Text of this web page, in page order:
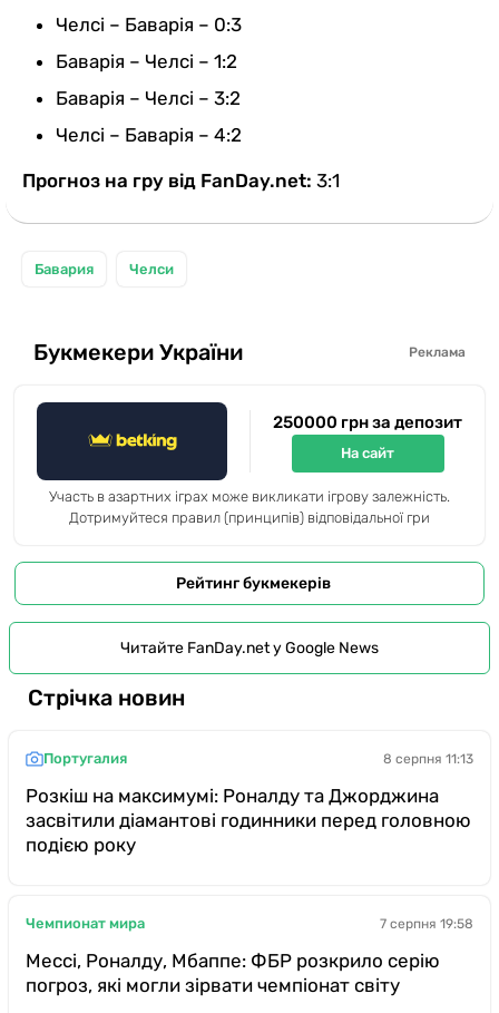
Челсі – Баварія – 0:3
Баварія – Челсі – 1:2
Баварія – Челсі – 3:2
Челсі – Баварія – 4:2
Прогноз на гру від FanDay.net: 3:1
Бавария Челси
Букмекери України Реклама
250000 грн за депозит
На сайт
Участь в азартних іграх може викликати ігрову залежність.
Дотримуйтеся правил (принципів) відповідальної гри
Рейтинг букмекерів
Читайте FanDay.net у Google News
Стрічка новин
Португалия 8 серпня 11:13
Розкіш на максимумі: Роналду та Джорджина
засвітили діамантові годинники перед головною
подією року
Чемпионат мира 7 серпня 19:58
Мессі, Роналду, Мбаппе: ФБР розкрило серію
погроз, які могли зірвати чемпіонат світу